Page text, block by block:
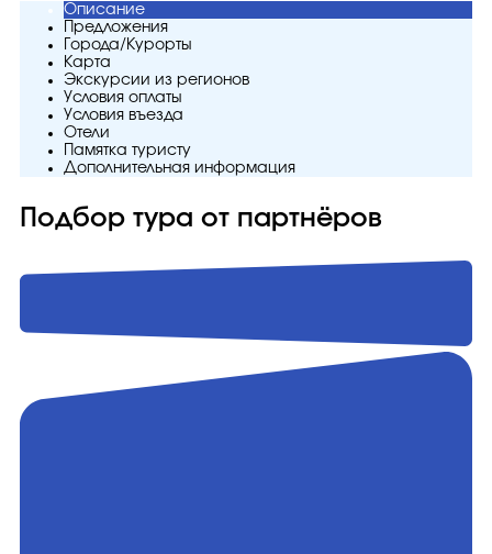
Описание
Предложения
Города/Курорты
Карта
Экскурсии из регионов
Условия оплаты
Условия въезда
Отели
Памятка туристу
Дополнительная информация
Подбор тура от партнёров